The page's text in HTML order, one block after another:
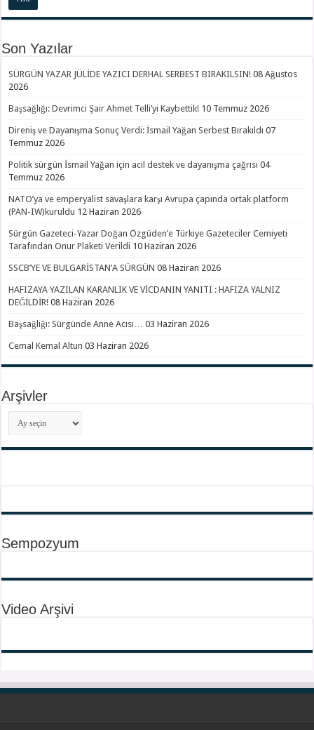
Son Yazılar
SÜRGÜN YAZAR JÜLİDE YAZICI DERHAL SERBEST BIRAKILSIN! 08 Ağustos
2026
Başsağlığı: Devrimci Şair Ahmet Telli’yi Kaybettik! 10 Temmuz 2026
Direniş ve Dayanışma Sonuç Verdi: İsmail Yağan Serbest Bırakıldı 07
Temmuz 2026
Politik sürgün İsmail Yağan için acil destek ve dayanışma çağrısı 04
Temmuz 2026
NATO’ya ve emperyalist savaşlara karşı Avrupa çapında ortak platform
(PAN-IW)kuruldu 12 Haziran 2026
Sürgün Gazeteci-Yazar Doğan Özgüden’e Türkiye Gazeteciler Cemiyeti
Tarafından Onur Plaketi Verildi 10 Haziran 2026
SSCB’YE VE BULGARİSTAN’A SÜRGÜN 08 Haziran 2026
HAFIZAYA YAZILAN KARANLIK VE VİCDANIN YANITI : HAFIZA YALNIZ
DEĞİLDİR! 08 Haziran 2026
Başsağlığı: Sürgünde Anne Acısı… 03 Haziran 2026
Cemal Kemal Altun 03 Haziran 2026
Arşivler
Arşivler
Sempozyum
Video Arşivi